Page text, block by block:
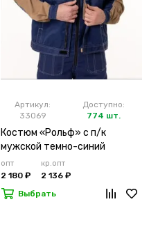
Артикул:
33069
Доступно:
774 шт.
Костюм «Рольф» с п/к
мужской темно-синий
опт
2 180 ₽
кр.опт
2 136 ₽
Выбрать